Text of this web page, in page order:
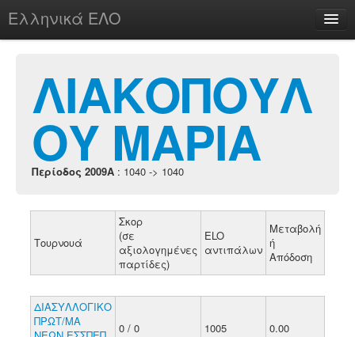
Ελληνικά ΕΛΟ
chesstu.be @ discord
Login
ΛΙΑΚΟΠΟΥΛ
ΟΥ ΜΑΡΙΑ
Περίοδος 2009A : 1040 -> 1040
Τουρνουά
Σκορ
(σε
αξιολογημένες
παρτίδες)
ELO
αντιπάλων
Μεταβολή
ή
Απόδοση
ΔΙΑΣΥΛΛΟΓΙΚΟ
ΠΡΩΤ/ΜΑ
0 / 0 1005 0.00